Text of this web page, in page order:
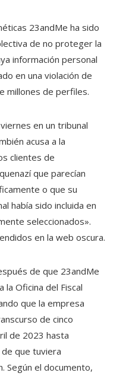
23andMe ha sido
de no proteger la
información personal
en una violación de
millones de perfiles.
en un tribunal
acusa a la
clientes de
que parecían
o que su
había sido incluida en
seleccionados».
en la web oscura.
de que 23andMe
la Oficina del Fiscal
que la empresa
de cinco
de 2023 hasta
que tuviera
Según el documento,